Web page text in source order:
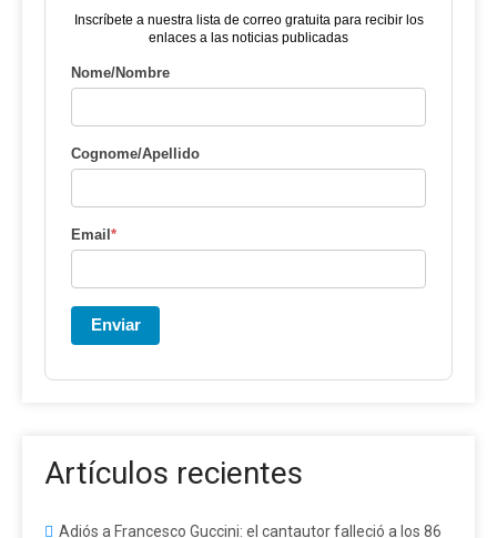
Inscríbete a nuestra lista de correo gratuita para recibir los
enlaces a las noticias publicadas
Nome/Nombre
Cognome/Apellido
Email *
Enviar
Artículos recientes
Adiós a Francesco Guccini: el cantautor falleció a los 86